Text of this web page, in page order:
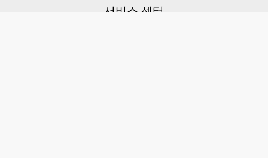
서비스 센터